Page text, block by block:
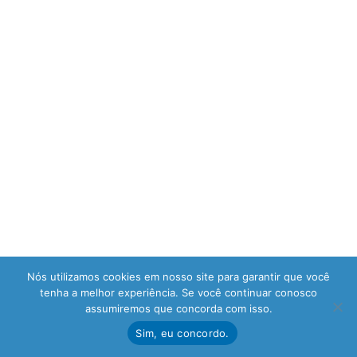
Nós utilizamos cookies em nosso site para garantir que você
tenha a melhor experiência. Se você continuar conosco
assumiremos que concorda com isso.
Sim, eu concordo.